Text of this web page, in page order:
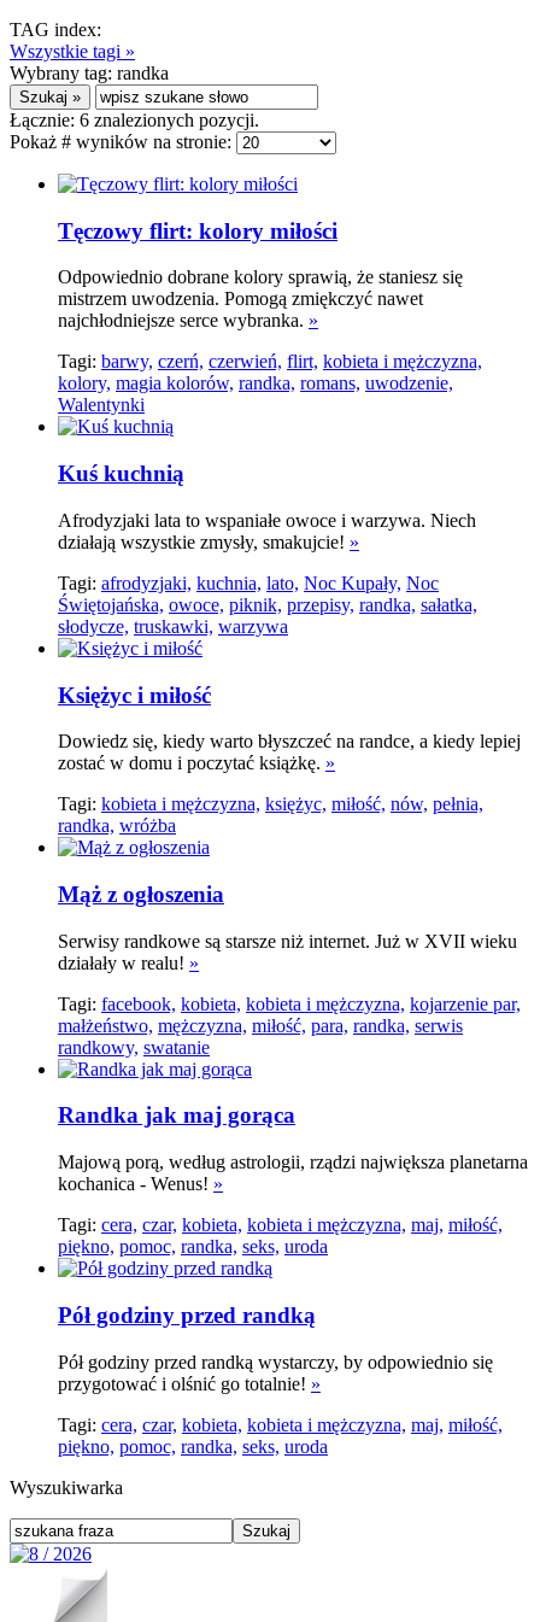
TAG index:
Wszystkie tagi »
Wybrany tag: randka
Łącznie: 6 znalezionych pozycji.
Pokaż # wyników na stronie:
Tęczowy flirt: kolory miłości
Odpowiednio dobrane kolory sprawią, że staniesz się
mistrzem uwodzenia. Pomogą zmiękczyć nawet
najchłodniejsze serce wybranka. »
Tagi: barwy, czerń, czerwień, flirt, kobieta i mężczyzna,
kolory, magia kolorów, randka, romans, uwodzenie,
Walentynki
Kuś kuchnią
Afrodyzjaki lata to wspaniałe owoce i warzywa. Niech
działają wszystkie zmysły, smakujcie! »
Tagi: afrodyzjaki, kuchnia, lato, Noc Kupały, Noc
Świętojańska, owoce, piknik, przepisy, randka, sałatka,
słodycze, truskawki, warzywa
Księżyc i miłość
Dowiedz się, kiedy warto błyszczeć na randce, a kiedy lepiej
zostać w domu i poczytać książkę. »
Tagi: kobieta i mężczyzna, księżyc, miłość, nów, pełnia,
randka, wróżba
Mąż z ogłoszenia
Serwisy randkowe są starsze niż internet. Już w XVII wieku
działały w realu! »
Tagi: facebook, kobieta, kobieta i mężczyzna, kojarzenie par,
małżeństwo, mężczyzna, miłość, para, randka, serwis
randkowy, swatanie
Randka jak maj gorąca
Majową porą, według astrologii, rządzi największa planetarna
kochanica - Wenus! »
Tagi: cera, czar, kobieta, kobieta i mężczyzna, maj, miłość,
piękno, pomoc, randka, seks, uroda
Pół godziny przed randką
Pół godziny przed randką wystarczy, by odpowiednio się
przygotować i olśnić go totalnie! »
Tagi: cera, czar, kobieta, kobieta i mężczyzna, maj, miłość,
piękno, pomoc, randka, seks, uroda
Wyszukiwarka